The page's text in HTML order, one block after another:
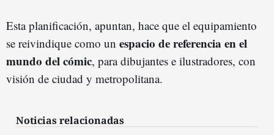
Esta planificación, apuntan, hace que el equipamiento
se reivindique como un espacio de referencia en el
mundo del cómic, para dibujantes e ilustradores, con
visión de ciudad y metropolitana.
Noticias relacionadas